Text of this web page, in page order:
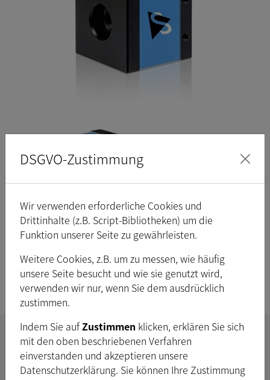
Aptiris-Serie mit USB 3.1-Schnittstelle
Z-Serie
DSGVO-Zustimmung
Wir verwenden erforderliche Cookies und
Drittinhalte (z.B. Script-Bibliotheken) um die
Funktion unserer Seite zu gewährleisten.
Weitere Cookies, z.B. um zu messen, wie häufig
unsere Seite besucht und wie sie genutzt wird,
verwenden wir nur, wenn Sie dem ausdrücklich
zustimmen.
Indem Sie aufZustimmen klicken, erklären Sie sich
mit den oben beschriebenen Verfahren
einverstanden und akzeptieren unsere
Datenschutzerklärung. Sie können Ihre Zustimmung